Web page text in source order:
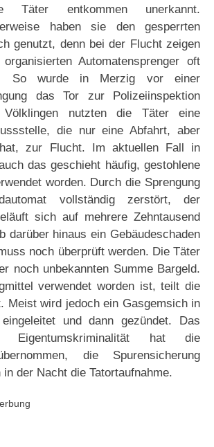
Täter entkommen unerkannt.
haben sie den gesperrten
genutzt, denn bei der Flucht zeigen
Automatensprenger oft
So wurde in Merzig vor einer
das Tor zur Polizeiinspektion
nutzten die Täter eine
die nur eine Abfahrt, aber
zur Flucht. Im aktuellen Fall in
das geschieht häufig, gestohlene
worden. Durch die Sprengung
vollständig zerstört, der
sich auf mehrere Zehntausend
darüber hinaus ein Gebäudeschaden
noch überprüft werden. Die Täter
noch unbekannten Summe Bargeld.
verwendet worden ist, teilt die
Meist wird jedoch ein Gasgemsich in
und dann gezündet. Das
Eigentumskriminalität hat die
die Spurensicherung
der Nacht die Tatortaufnahme.